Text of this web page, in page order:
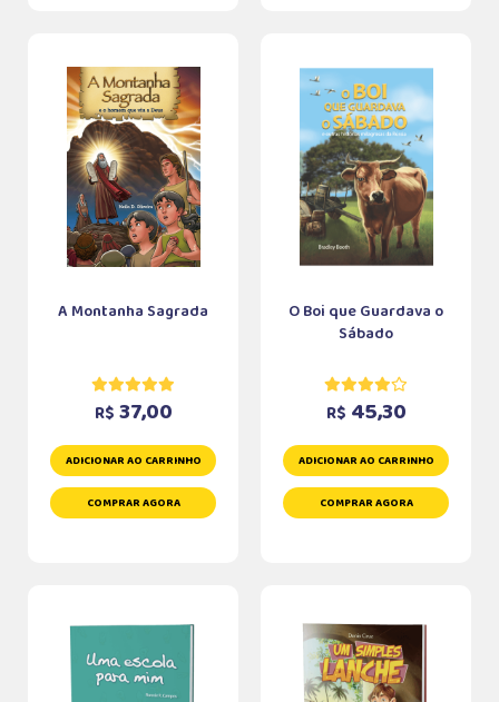
A Montanha Sagrada
R$ 37,00
ADICIONAR AO CARRINHO
COMPRAR AGORA
O Boi que Guardava o
Sábado
R$ 45,30
ADICIONAR AO CARRINHO
COMPRAR AGORA